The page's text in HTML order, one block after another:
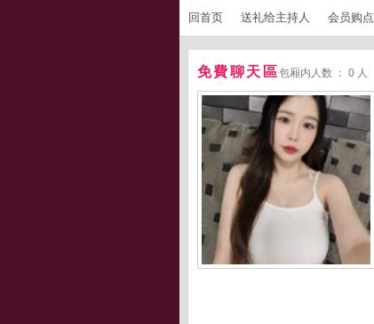
回首页 送礼给主持人 会员购点
免費聊天區包厢内人数 ： 0 人